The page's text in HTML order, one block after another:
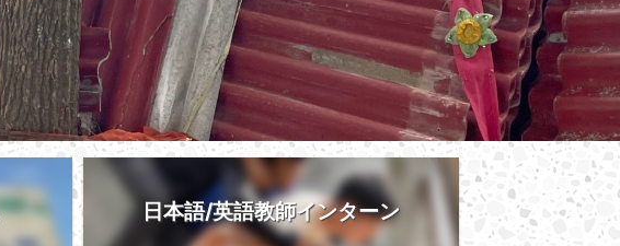
日本語/英語教師インターン